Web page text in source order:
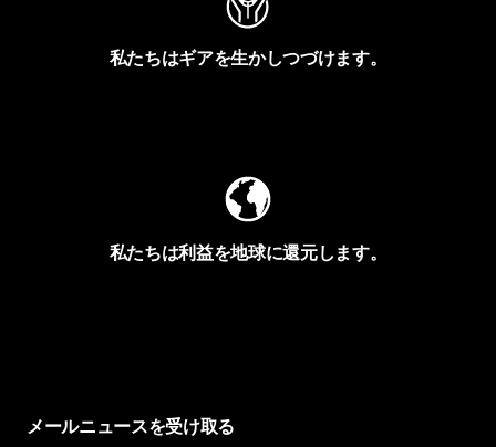
私たちはギアを生かしつづけます。
私たちは利益を地球に還元します。
メールニュースを受け取る